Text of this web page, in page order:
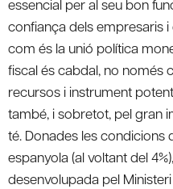
essencial per al seu bon
confiança dels empresaris
com és la unió política
fiscal és cabdal, no només
recursos i instrument
també, i sobretot, pel gran
té. Donades les condicions
espanyola (al voltant del
desenvolupada pel